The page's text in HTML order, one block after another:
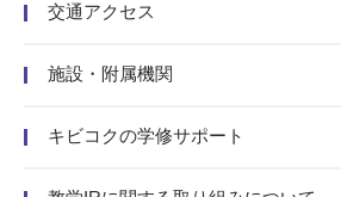
交通アクセス
施設・附属機関
キビコクの学修サポート